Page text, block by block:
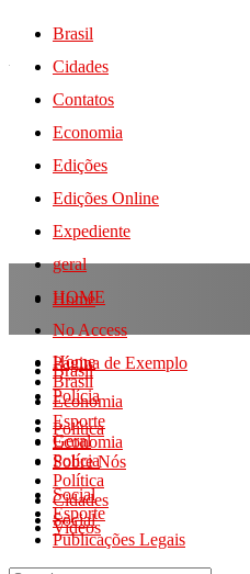
Brasil
Cidades
Contatos
Economia
Edições
Edições Online
Expediente
geral
HOME
No Access
Página de Exemplo
Polícia
Política
Sobre Nós
Social
Videos
Home
Brasil
Economia
Esporte
Home
Brasil
Economia
Esporte
Geral
Polícia
Política
Cidades
Social
Publicações Legais